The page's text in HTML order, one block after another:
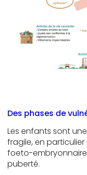
Des phases de
Les enfants sont
fragile, en
foeto-
puberté.